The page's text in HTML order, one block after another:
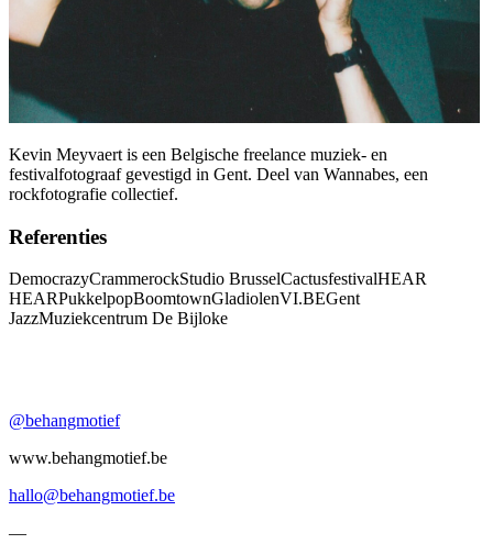
Kevin Meyvaert is een Belgische freelance muziek- en
festivalfotograaf gevestigd in Gent. Deel van Wannabes, een
rockfotografie collectief.
Referenties
DemocrazyCrammerockStudio BrusselCactusfestivalHEAR
HEARPukkelpopBoomtownGladiolenVI.BEGent
JazzMuziekcentrum De Bijloke
@behangmotief
www.behangmotief.be
hallo@behangmotief.be
—